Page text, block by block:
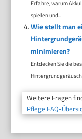
Erfahre, warum
spielen und...
Wie stellt man
minimieren?
Entdecken Sie die
Weitere Fragen
Pflege FAQ-